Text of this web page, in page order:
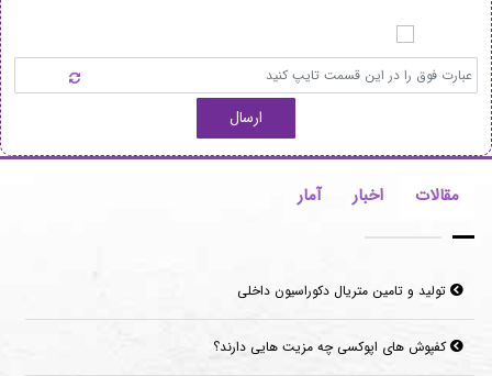
ارسال
مقالات اخبار آمار
تولید و تامین متریال دکوراسیون داخلی
کفپوش های اپوکسی چه مزیت هایی دارند؟